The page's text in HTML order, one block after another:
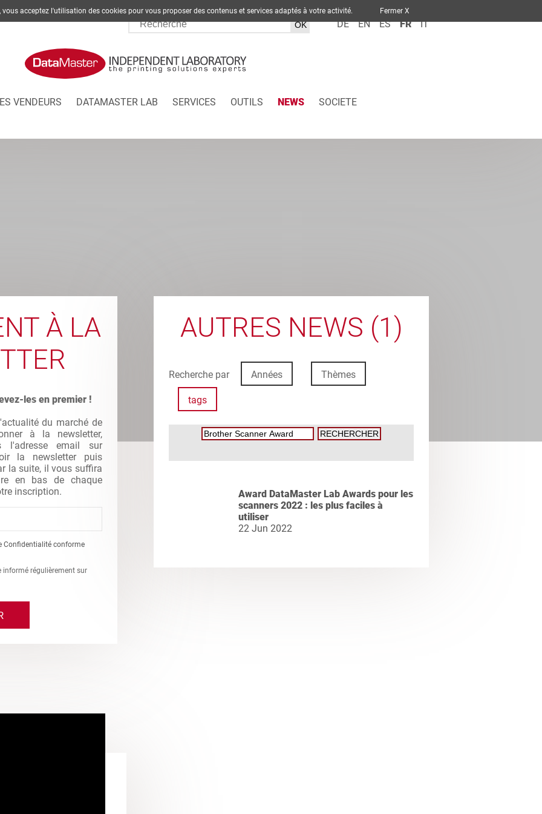
DE EN ES FR IT
VENDEURS DATAMASTER LAB SERVICES OUTILS NEWS SOCIETE
À LA
les en premier !
du marché de
à la newsletter,
l'adresse email sur
la newsletter puis
la suite, il vous suffira
en bas de chaque
inscription.
Confidentialité conforme
informé régulièrement sur
AUTRES NEWS (1)
Recherche par Années Thèmes
tags
Award DataMaster Lab Awards pour les
scanners 2022 : les plus faciles à
utiliser
22 Jun 2022
vous acceptez l'utilisation des cookies pour vous proposer des contenus et services adaptés à votre activité. Fermer X